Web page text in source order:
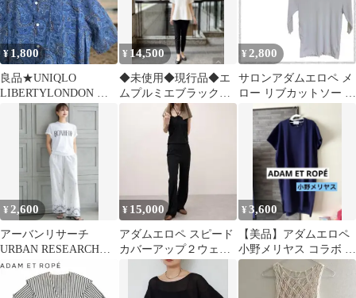
¥1,800
良品★UNIQLO
LIBERTYLONDON 半
袖シャツ 総柄 ペイズリ
¥ 14,500
◆未使用◆現行品◆エ
ムプルミエブラック◆
フクレジャガードペプ
ラムブラウス◆M◆白
¥ 2,800
サロンアダムエロペ メ
ロー リブカットソー 五
分袖 白 サマーニット
日本製 F
¥ 2,600
アーバンリサーチ
URBAN RESEARCH☆
ティシャツ レディー
¥ 15,000
アダムエロペ スピード
カバーアップ２ウェイ
パンツ ブラック
SAW92635A
¥3,600
【美品】アダムエロペ
小野メリヤス コラボ ロ
ングワンピース ネイビ
ー ONO